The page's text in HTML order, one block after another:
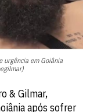
urgência em Goiânia
& Gilmar,
após sofrer